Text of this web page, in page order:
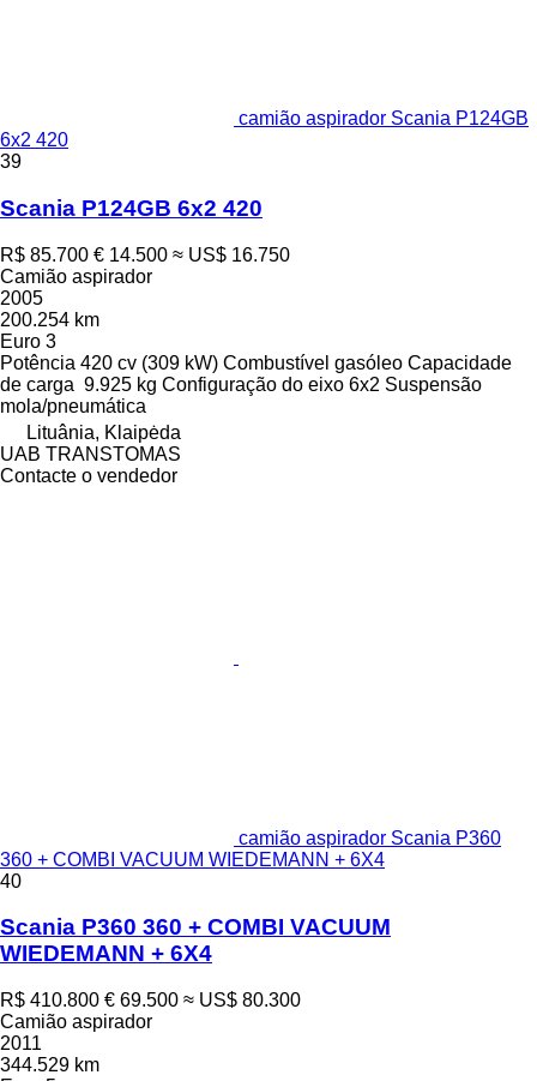
camião aspirador Scania P124GB
6x2 420
39
Scania P124GB 6x2 420
R$ 85.700 € 14.500 ≈ US$ 16.750
Camião aspirador
2005
200.254 km
Euro 3
Potência 420 cv (309 kW) Combustível gasóleo Capacidade
de carga 9.925 kg Configuração do eixo 6x2 Suspensão
mola/pneumática
Lituânia, Klaipėda
UAB TRANSTOMAS
Contacte o vendedor
camião aspirador Scania P360
360 + COMBI VACUUM WIEDEMANN + 6X4
40
Scania P360 360 + COMBI VACUUM
WIEDEMANN + 6X4
R$ 410.800 € 69.500 ≈ US$ 80.300
Camião aspirador
2011
344.529 km